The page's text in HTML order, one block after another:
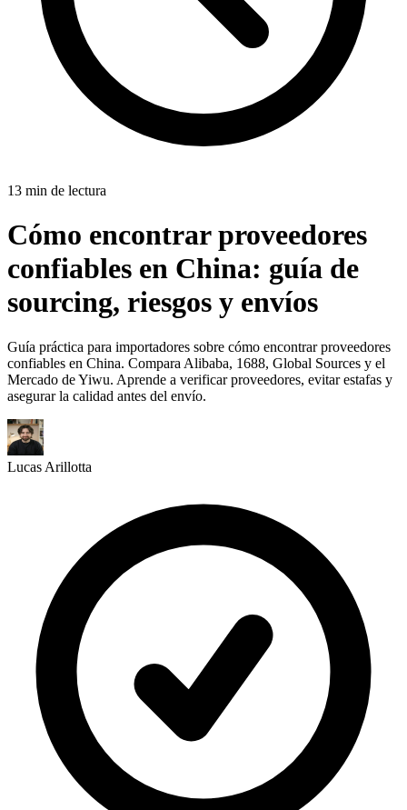
13 min de lectura
Cómo encontrar proveedores
confiables en China: guía de
sourcing, riesgos y envíos
Guía práctica para importadores sobre cómo encontrar proveedores
confiables en China. Compara Alibaba, 1688, Global Sources y el
Mercado de Yiwu. Aprende a verificar proveedores, evitar estafas y
asegurar la calidad antes del envío.
Lucas Arillotta